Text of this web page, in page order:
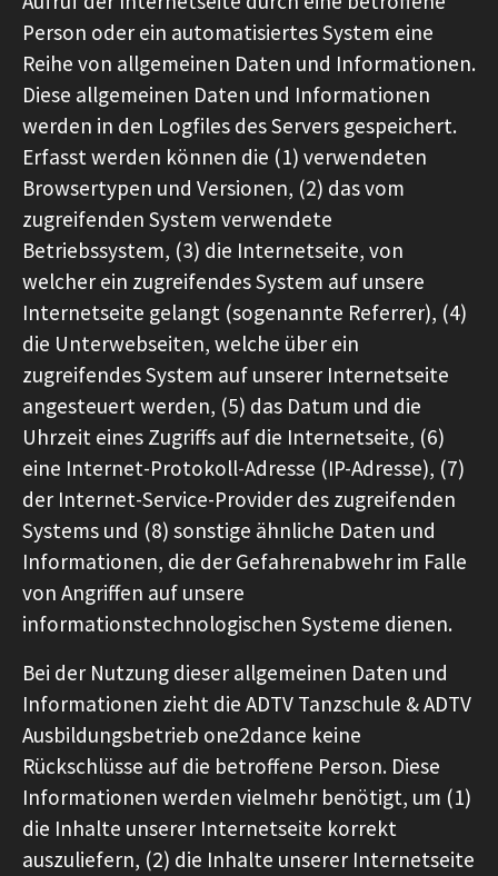
Person oder ein automatisiertes System eine
Reihe von allgemeinen Daten und Informationen.
Diese allgemeinen Daten und Informationen
werden in den Logfiles des Servers gespeichert.
Erfasst werden können die (1) verwendeten
Browsertypen und Versionen, (2) das vom
zugreifenden System verwendete
Betriebssystem, (3) die Internetseite, von
welcher ein zugreifendes System auf unsere
Internetseite gelangt (sogenannte Referrer), (4)
die Unterwebseiten, welche über ein
zugreifendes System auf unserer Internetseite
angesteuert werden, (5) das Datum und die
Uhrzeit eines Zugriffs auf die Internetseite, (6)
eine Internet-Protokoll-Adresse (IP-Adresse), (7)
der Internet-Service-Provider des zugreifenden
Systems und (8) sonstige ähnliche Daten und
Informationen, die der Gefahrenabwehr im Falle
von Angriffen auf unsere
informationstechnologischen Systeme dienen.
Bei der Nutzung dieser allgemeinen Daten und
Informationen zieht die ADTV Tanzschule & ADTV
Ausbildungsbetrieb one2dance keine
Rückschlüsse auf die betroffene Person. Diese
Informationen werden vielmehr benötigt, um (1)
die Inhalte unserer Internetseite korrekt
auszuliefern, (2) die Inhalte unserer Internetseite